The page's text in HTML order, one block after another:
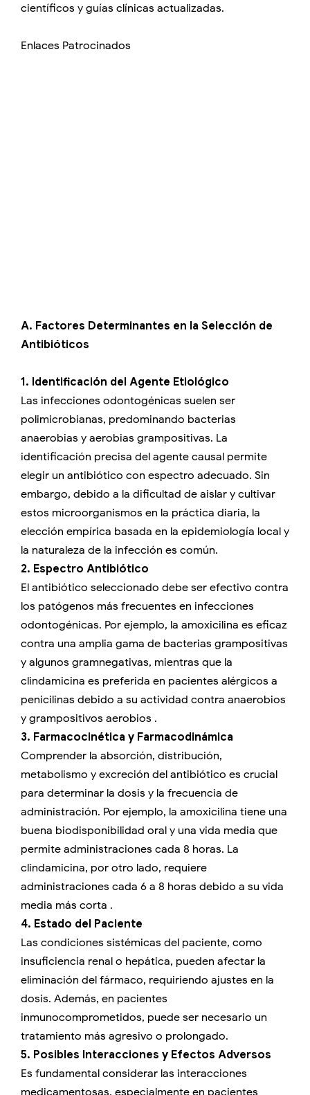
científicos y guías clínicas actualizadas.
Enlaces Patrocinados
A. Factores Determinantes en la Selección de
Antibióticos
1. Identificación del Agente Etiológico
Las infecciones odontogénicas suelen ser
polimicrobianas, predominando bacterias
anaerobias y aerobias grampositivas. La
identificación precisa del agente causal permite
elegir un antibiótico con espectro adecuado. Sin
embargo, debido a la dificultad de aislar y cultivar
estos microorganismos en la práctica diaria, la
elección empírica basada en la epidemiología local y
la naturaleza de la infección es común.
2. Espectro Antibiótico
El antibiótico seleccionado debe ser efectivo contra
los patógenos más frecuentes en infecciones
odontogénicas. Por ejemplo, la amoxicilina es eficaz
contra una amplia gama de bacterias grampositivas
y algunos gramnegativas, mientras que la
clindamicina es preferida en pacientes alérgicos a
penicilinas debido a su actividad contra anaerobios
y grampositivos aerobios .
3. Farmacocinética y Farmacodinámica
Comprender la absorción, distribución,
metabolismo y excreción del antibiótico es crucial
para determinar la dosis y la frecuencia de
administración. Por ejemplo, la amoxicilina tiene una
buena biodisponibilidad oral y una vida media que
permite administraciones cada 8 horas. La
clindamicina, por otro lado, requiere
administraciones cada 6 a 8 horas debido a su vida
media más corta .
4. Estado del Paciente
Las condiciones sistémicas del paciente, como
insuficiencia renal o hepática, pueden afectar la
eliminación del fármaco, requiriendo ajustes en la
dosis. Además, en pacientes
inmunocomprometidos, puede ser necesario un
tratamiento más agresivo o prolongado.
5. Posibles Interacciones y Efectos Adversos
Es fundamental considerar las interacciones
medicamentosas, especialmente en pacientes